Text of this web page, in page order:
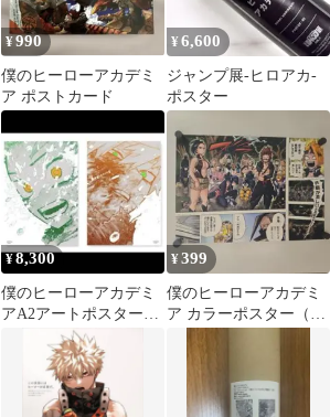
¥990
僕のヒーローアカデミ
ア ポストカード
¥6,600
ジャンプ展-ヒロアカ-
ポスター
¥8,300
僕のヒーローアカデミ
アA2アートポスター2
枚セット【The
Beginning】
¥399
僕のヒーローアカデミ
ア カラーポスター（A3